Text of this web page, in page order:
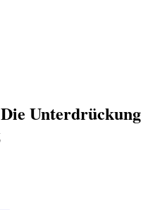
Unterdrückung